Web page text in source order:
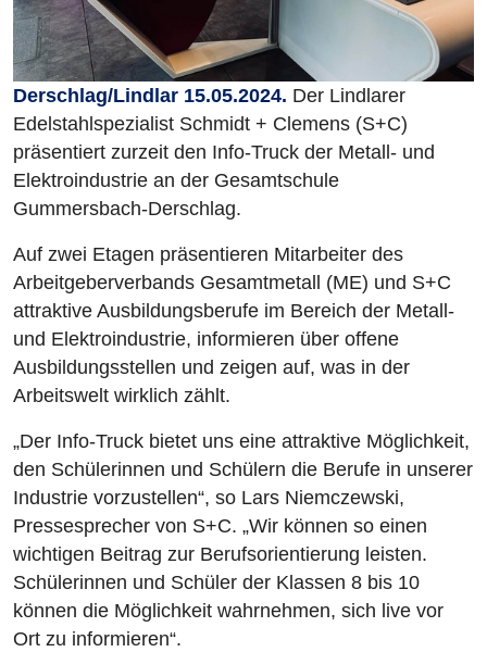
Derschlag/Lindlar 15.05.2024. Der Lindlarer
Edelstahlspezialist Schmidt + Clemens (S+C)
präsentiert zurzeit den Info-Truck der Metall- und
Elektroindustrie an der Gesamtschule
Gummersbach-Derschlag.
Auf zwei Etagen präsentieren Mitarbeiter des
Arbeitgeberverbands Gesamtmetall (ME) und S+C
attraktive Ausbildungsberufe im Bereich der Metall-
und Elektroindustrie, informieren über offene
Ausbildungsstellen und zeigen auf, was in der
Arbeitswelt wirklich zählt.
„Der Info-Truck bietet uns eine attraktive Möglichkeit,
den Schülerinnen und Schülern die Berufe in unserer
Industrie vorzustellen“, so Lars Niemczewski,
Pressesprecher von S+C. „Wir können so einen
wichtigen Beitrag zur Berufsorientierung leisten.
Schülerinnen und Schüler der Klassen 8 bis 10
können die Möglichkeit wahrnehmen, sich live vor
Ort zu informieren“.